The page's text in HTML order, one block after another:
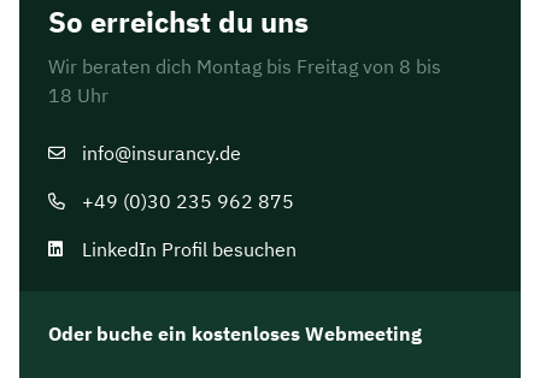
So erreichst du uns
Wir beraten dich Montag bis Freitag von 8 bis
18 Uhr
info@insurancy.de
+49 (0)30 235 962 875
LinkedIn Profil besuchen
Oder buche ein kostenloses Webmeeting